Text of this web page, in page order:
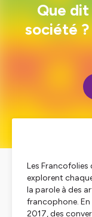
Que
société
Les
Les Francofolies
explorent
la parole à des
francophone.
2017, des